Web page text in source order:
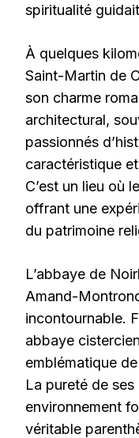
spiritualité
À quelques
Saint-Martin de
son charme
architectural,
passionnés
caractéristique
C’est un lieu où
offrant une
du patrimoine
L’abbaye de
Amand-
incontournable.
abbaye
emblématique
La pureté de
environnement
véritable